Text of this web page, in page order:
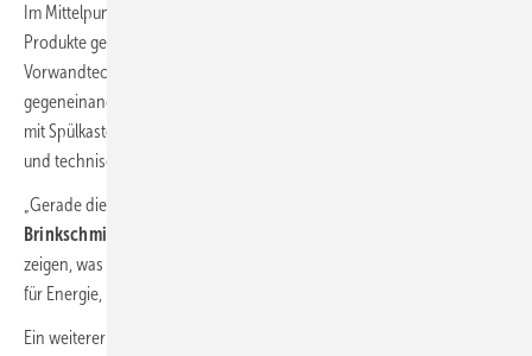
Im Mittelpunkt standen Praxisworkshops, in denen die Schüler die
Produkte genauer unter die Lupe nehmen konnten. Im Workshop zur
Vorwandtechnik traten die Teilnehmenden in kleinen Teams
gegeneinander an, um eine Vorwandinstallation inklusive WC-Modul
mit Spülkasten zu montieren. Die Herausforderung förderte Teamgeist
und technisches Verständnis.
„Gerade dieser Teil kommt immer besonders gut an“, so
Brinkschmidt, Referent der Tece Academy.
zeigen, was sie draufhaben – und gleichzeitig sorgt der Wettbewerb
für Energie, Motivation und echte Lernerfolge.“
Ein weiterer Schwerpunkt war der Workshop zur